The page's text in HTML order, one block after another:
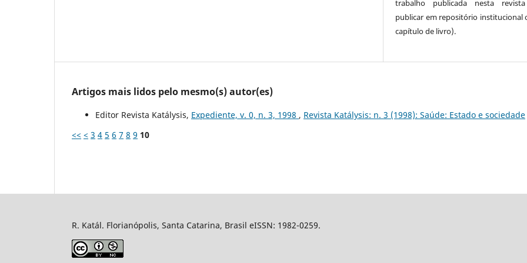
trabalho publicada nesta
publicar em repositório institucional
capítulo de livro).
Artigos mais lidos pelo mesmo(s) autor(es)
Editor Revista Katálysis, Expediente, v. 0, n. 3, 1998 , Revista Katálysis: n. 3 (1998): Saúde: Estado e sociedade
<< < 3 4 5 6 7 8 9 10
R. Katál. Florianópolis, Santa Catarina, Brasil eISSN: 1982-0259.